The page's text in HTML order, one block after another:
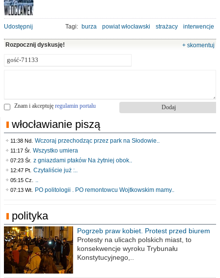
Udostępnij Tagi: burza powiat włocławski strażacy interwencje
Rozpocznij dyskusję! + skomentuj
Znam i akceptuję regulamin portalu
włocławianie piszą
11:38 Nd. Wczoraj przechodząc przez park na Słodowie..
11:17 Śr. Wszystko umiera
07:23 Śr. z gniazdami ptaków Na żytniej obok..
12:47 Pt. Czytaliście już :..
05:15 Cz. ..
07:13 Wt. PO politologii . PO remontowcu Wojtkowskim mamy..
polityka
Pogrzeb praw kobiet. Protest przed biurem
poselskim PiS
Protesty na ulicach polskich miast, to
konsekwencje wyroku Trybunału
Konstytucyjnego,..